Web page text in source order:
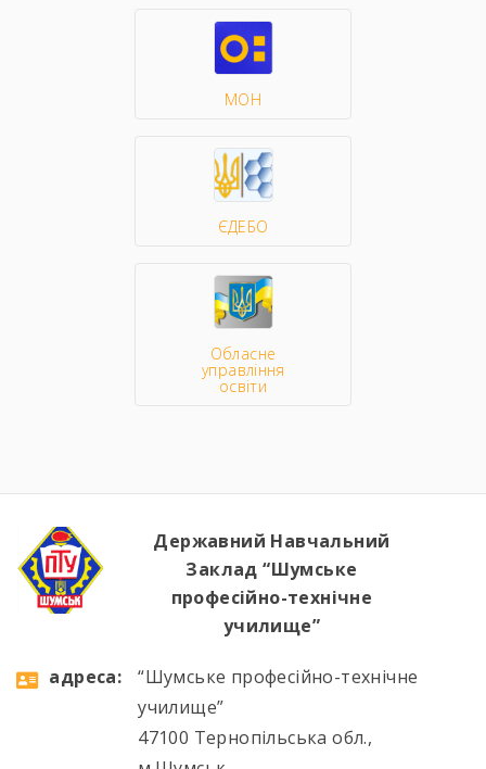
МОН
ЄДЕБО
Обласне
управління
освіти
Державний Навчальний
Заклад “Шумське
професійно-технічне
училище”
aдресa:
“Шумське професійно-технічне
училище”
47100 Тернопільська обл.,